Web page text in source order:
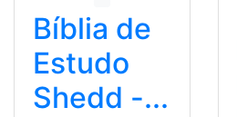
Bíblia de
Estudo
Shedd -...